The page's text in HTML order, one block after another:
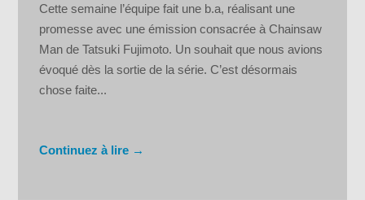
Cette semaine l’équipe fait une b.a, réalisant une
promesse avec une émission consacrée à Chainsaw
Man de Tatsuki Fujimoto. Un souhait que nous avions
évoqué dès la sortie de la série. C’est désormais
chose faite...
Continuez à lire →